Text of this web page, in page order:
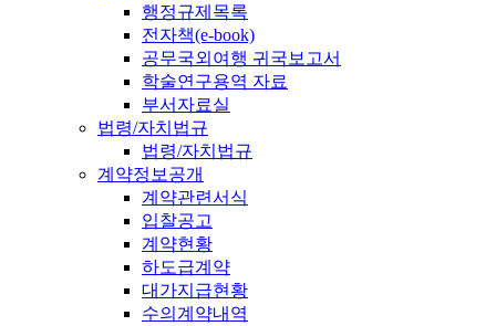
행정규제목록
전자책(e-book)
공무국외여행 귀국보고서
학술연구용역 자료
부서자료실
법령/자치법규
법령/자치법규
계약정보공개
계약관련서식
입찰공고
계약현황
하도급계약
대가지급현황
수의계약내역